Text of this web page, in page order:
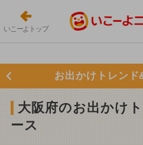
いこーよトップ
お出かけトレンド
大阪府のお出かけ
ース